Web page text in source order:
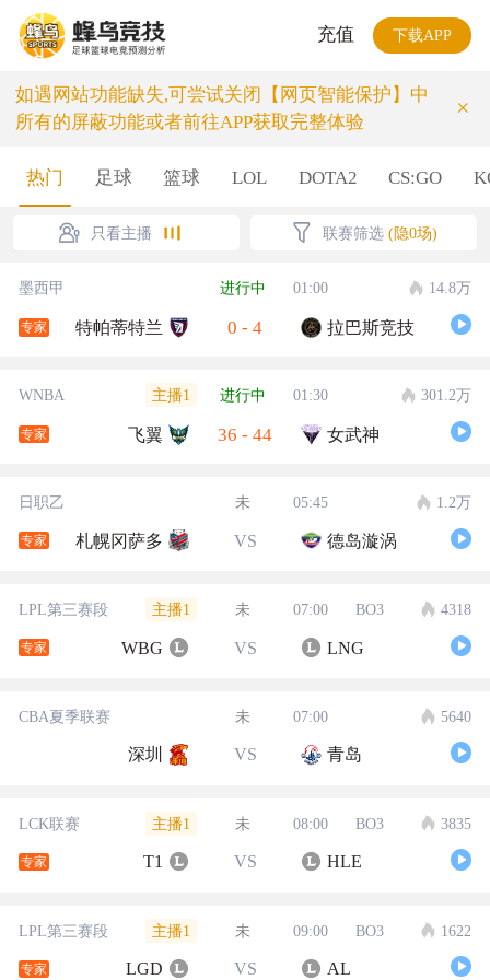
充值 下载APP
如遇网站功能缺失,可尝试关闭【网页智能保护】中
所有的屏蔽功能或者前往APP获取完整体验
×
热门 足球 篮球 LOL DOTA2 CS:GO
只看主播 联赛筛选 (隐0场)
墨西甲 进行中 01:00 14.8万
专家 特帕蒂特兰 0 - 4 拉巴斯竞技
WNBA 主播1 进行中 01:30 301.2万
专家 飞翼 36 - 44 女武神
日职乙 未 05:45 1.2万
专家 札幌冈萨多 VS 德岛漩涡
LPL第三赛段 主播1 未 07:00 BO3 4318
专家 WBG VS LNG
CBA夏季联赛 未 07:00 5640
深圳 VS 青岛
LCK联赛 主播1 未 08:00 BO3 3835
专家 T1 VS HLE
LPL第三赛段 主播1 未 09:00 BO3 1622
专家 LGD VS AL